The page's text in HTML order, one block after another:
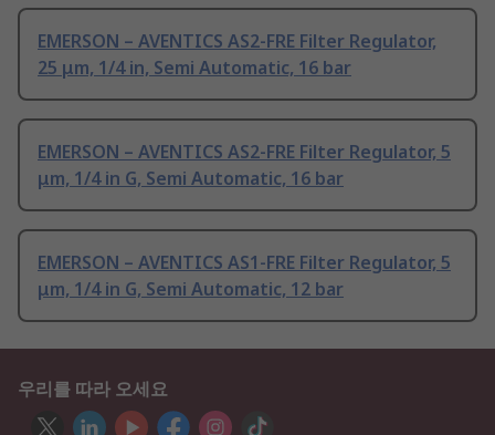
EMERSON – AVENTICS AS2-FRE Filter Regulator,
25 μm, 1/4 in, Semi Automatic, 16 bar
EMERSON – AVENTICS AS2-FRE Filter Regulator, 5
μm, 1/4 in G, Semi Automatic, 16 bar
EMERSON – AVENTICS AS1-FRE Filter Regulator, 5
μm, 1/4 in G, Semi Automatic, 12 bar
우리를 따라 오세요